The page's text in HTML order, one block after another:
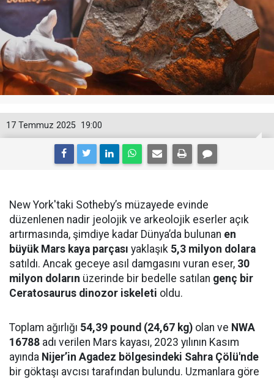
19:00
17 Temmuz 2025
New York'taki Sotheby’s müzayede evinde
düzenlenen nadir jeolojik ve arkeolojik eserler açık
artırmasında, şimdiye kadar Dünya’da bulunan en
büyük Mars kaya parçası yaklaşık 5,3 milyon dolara
satıldı. Ancak geceye asıl damgasını vuran eser, 30
milyon doların üzerinde bir bedelle satılan genç bir
Ceratosaurus dinozor iskeleti oldu.
Toplam ağırlığı 54,39 pound (24,67 kg) olan ve NWA
16788 adı verilen Mars kayası, 2023 yılının Kasım
ayında Nijer’in Agadez bölgesindeki Sahra Çölü'nde
bir göktaşı avcısı tarafından bulundu. Uzmanlara göre